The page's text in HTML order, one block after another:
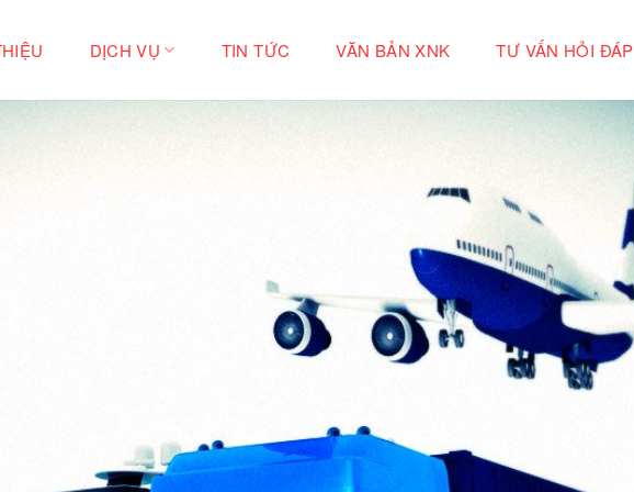
DỊCH VỤ TIN TỨC VĂN BẢN XNK TƯ VẤN HỎI ĐÁP